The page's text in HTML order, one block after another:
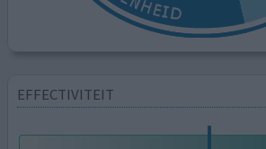
EFFECTIVITEIT